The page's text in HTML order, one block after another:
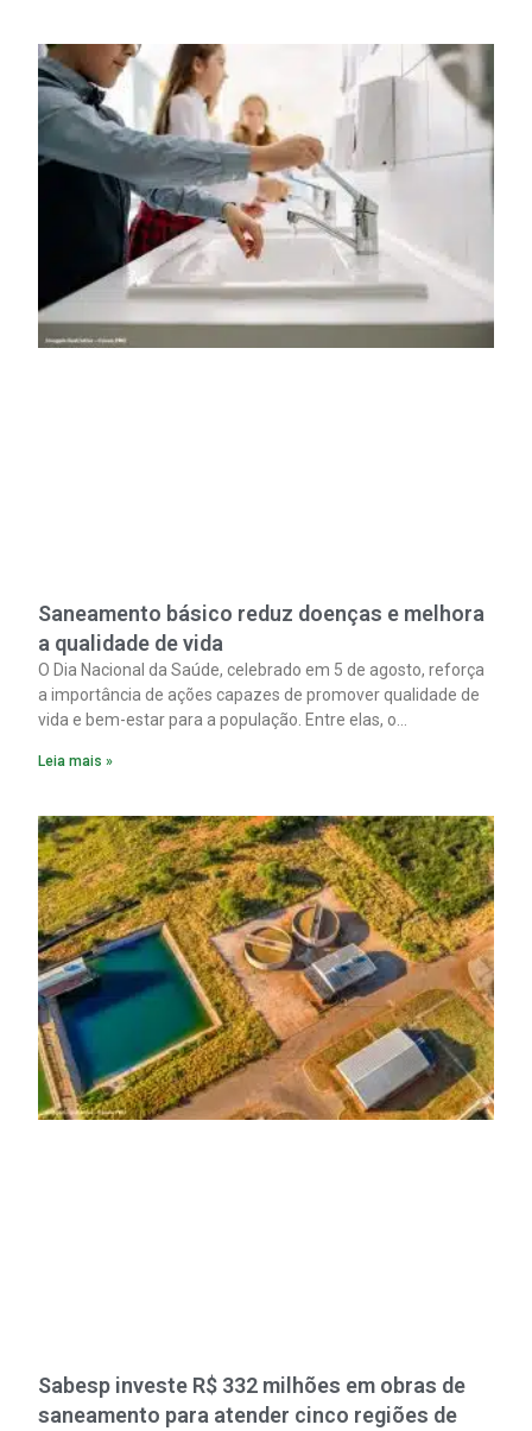
Saneamento básico reduz doenças e melhora
a qualidade de vida
O Dia Nacional da Saúde, celebrado em 5 de agosto, reforça
a importância de ações capazes de promover qualidade de
vida e bem-estar para a população. Entre elas, o
serviços de coleta e tratamento de esgoto contribui
melhora as condições de saúde pública.
Leia mais »
Sabesp investe R$ 332 milhões em obras de
saneamento para atender cinco regiões de